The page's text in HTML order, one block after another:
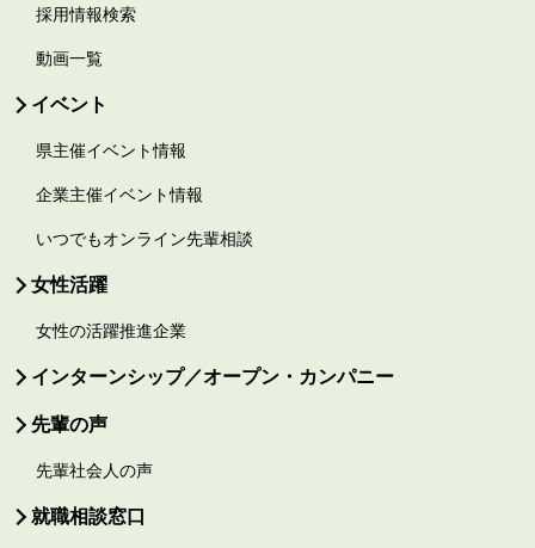
採用情報検索
動画一覧
イベント
県主催イベント情報
企業主催イベント情報
いつでもオンライン先輩相談
女性活躍
女性の活躍推進企業
インターンシップ／オープン・カンパニー
先輩の声
先輩社会人の声
就職相談窓口